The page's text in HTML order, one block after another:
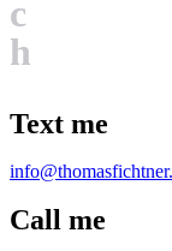
c
h
Text me
Call me